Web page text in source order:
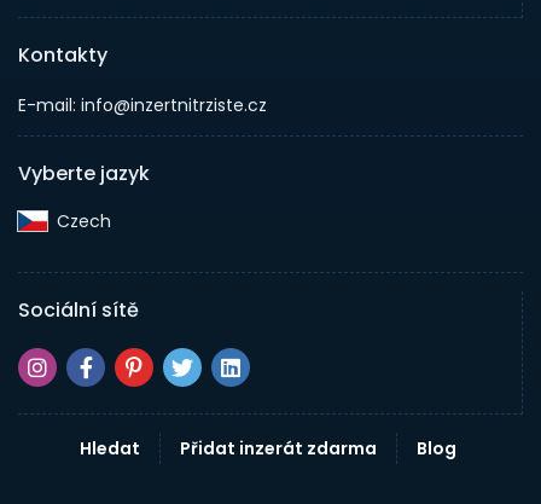
Kontakty
E-mail: info@inzertnitrziste.cz
Vyberte jazyk
Czech‎
Sociální sítě
Hledat Přidat inzerát zdarma Blog